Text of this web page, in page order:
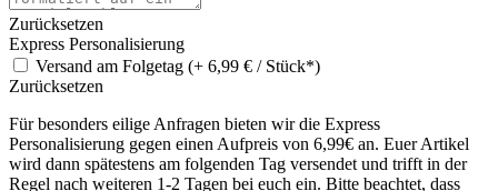
Zurücksetzen
Express Personalisierung
Versand am Folgetag (+ 6,99 € / Stück*)
Zurücksetzen
Für besonders eilige Anfragen bieten wir die Express
Personalisierung gegen einen Aufpreis von 6,99€ an. Euer Artikel
wird dann spätestens am folgenden Tag versendet und trifft in der
Regel nach weiteren 1-2 Tagen bei euch ein. Bitte beachtet, dass